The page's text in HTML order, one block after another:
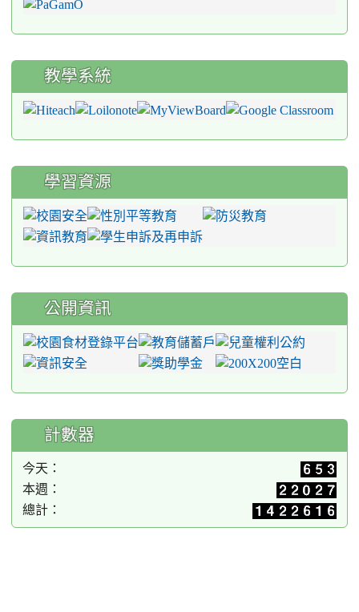
教學系統
學習資源
公開資訊
計數器
今天：
本週：
總計：